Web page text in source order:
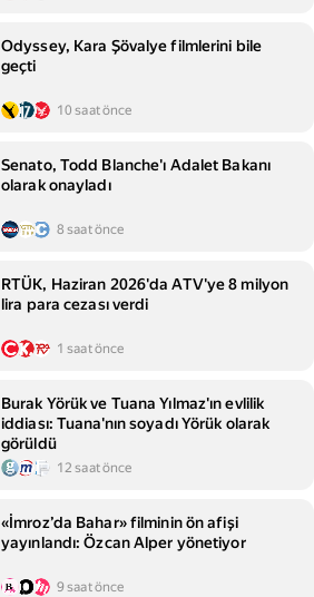
Odyssey, Kara Şövalye filmlerini bile
geçti
10 saat önce
Senato, Todd Blanche'ı Adalet Bakanı
olarak onayladı
8 saat önce
RTÜK, Haziran 2026'da ATV'ye 8 milyon
lira para cezası verdi
1 saat önce
Burak Yörük ve Tuana Yılmaz'ın evlilik
iddiası: Tuana'nın soyadı Yörük olarak
görüldü
12 saat önce
«İmroz’da Bahar» filminin ön afişi
yayınlandı: Özcan Alper yönetiyor
9 saat önce